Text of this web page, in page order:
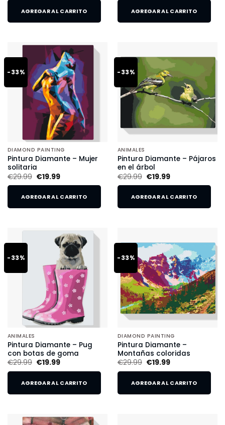
AGREGAR AL CARRITO AGREGAR AL CARRITO
-33%
DIAMOND PAINTING
Pintura Diamante – Mujer
solitaria
€29.99 €19.99
AGREGAR AL CARRITO
-33%
ANIMALES
Pintura Diamante – Pájaros
en el árbol
€29.99 €19.99
AGREGAR AL CARRITO
-33%
ANIMALES
Pintura Diamante – Pug
con botas de goma
€29.99 €19.99
AGREGAR AL CARRITO
-33%
DIAMOND PAINTING
Pintura Diamante –
Montañas coloridas
€29.99 €19.99
AGREGAR AL CARRITO